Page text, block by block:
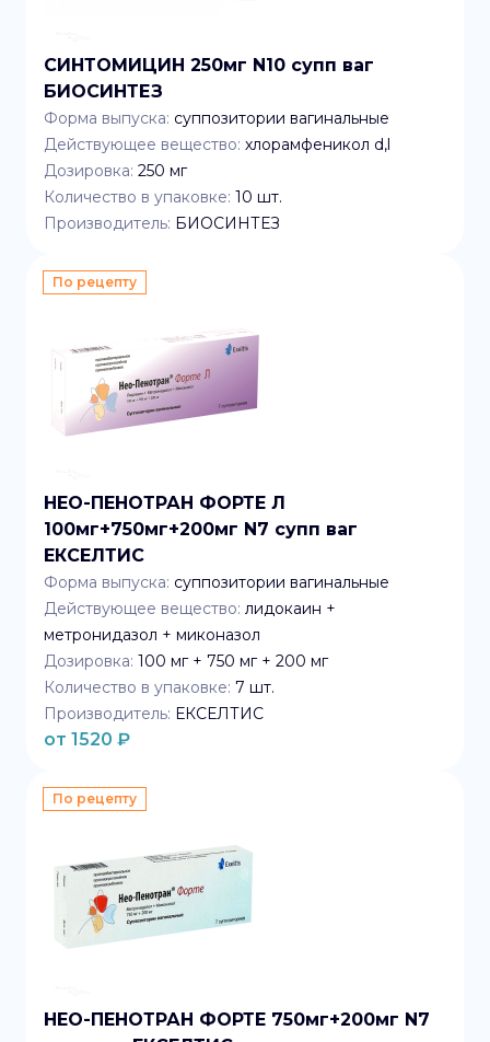
СИНТОМИЦИН 250мг N10 супп ваг
БИОСИНТЕЗ
Форма выпуска: суппозитории вагинальные
Действующее вещество: хлорамфеникол d,l
Дозировка: 250 мг
Количество в упаковке: 10 шт.
Производитель: БИОСИНТЕЗ
По рецепту
НЕО-ПЕНОТРАН ФОРТЕ Л
100мг+750мг+200мг N7 супп ваг
ЕКСЕЛТИС
Форма выпуска: суппозитории вагинальные
Действующее вещество: лидокаин +
метронидазол + миконазол
Дозировка: 100 мг + 750 мг + 200 мг
Количество в упаковке: 7 шт.
Производитель: ЕКСЕЛТИС
от 1520 ₽
По рецепту
НЕО-ПЕНОТРАН ФОРТЕ 750мг+200мг N7